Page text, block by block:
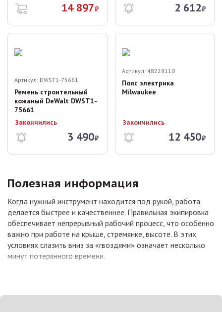
14 897₽ 2 612₽
Артикул: DWST1-75661
Ремень строительный
кожаный DeWalt DWST1-
75661
Закончились
3 490₽
Артикул: 48228110
Пояс электрика
Milwaukee
Закончились
12 450₽
Полезная информация
Когда нужный инструмент находится под рукой, работа
делается быстрее и качественнее. Правильная экипировка
обеспечивает непрерывный рабочий процесс, что особенно
важно при работе на крыше, стремянке, высоте. В этих
условиях слазить вниз за «гвоздями» означает несколько
минут потерянного времени.